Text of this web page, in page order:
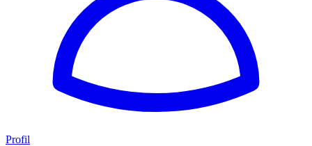
Profil